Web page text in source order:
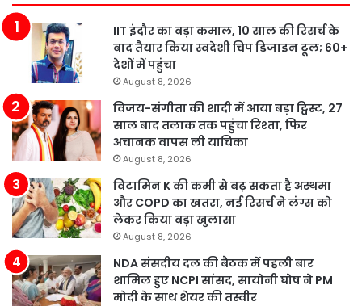
IIT इंदौर का बड़ा कमाल, 10 साल की रिसर्च के
बाद तैयार किया स्वदेशी चिप डिजाइन टूल; 60+
देशों में पहुंचा
August 8, 2026
विजय-संगीता की शादी में आया बड़ा ट्विस्ट, 27
साल बाद तलाक तक पहुंचा रिश्ता, फिर
अचानक वापस ली याचिका
August 8, 2026
विटामिन K की कमी से बढ़ सकता है अस्थमा
और COPD का खतरा, नई रिसर्च ने लंग्स को
लेकर किया बड़ा खुलासा
August 8, 2026
NDA संसदीय दल की बैठक में पहली बार
शामिल हुए NCPI सांसद, सायोनी घोष ने PM
मोदी के साथ शेयर की तस्वीर